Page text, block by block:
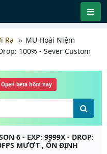
Ra
MU Hoài Niệm
100% - Sever Custom
Open beta hôm nay
6 - EXP: 9999X - DROP:
MƯỢT , ỔN ĐỊNH